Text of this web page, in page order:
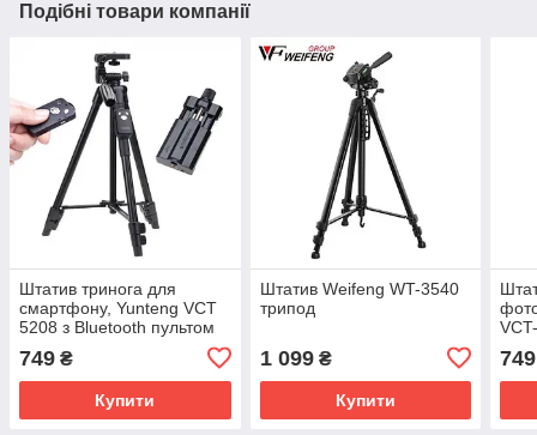
Подібні товари компанії
Штатив тринога для
смартфону, Yunteng VCT
5208 з Bluetooth пультом
749 ₴
Купити
Штатив Weifeng WT-3540
трипод
1 099₴
Купити
749